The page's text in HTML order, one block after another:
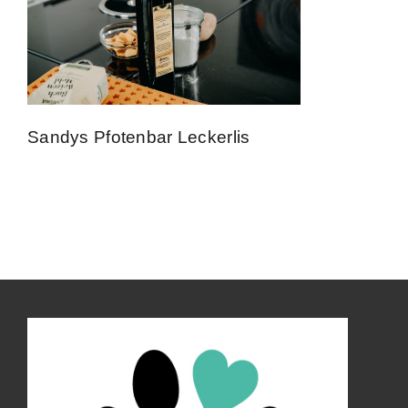
Kontakt
Impressum
Sandys Pfotenbar Leckerlis